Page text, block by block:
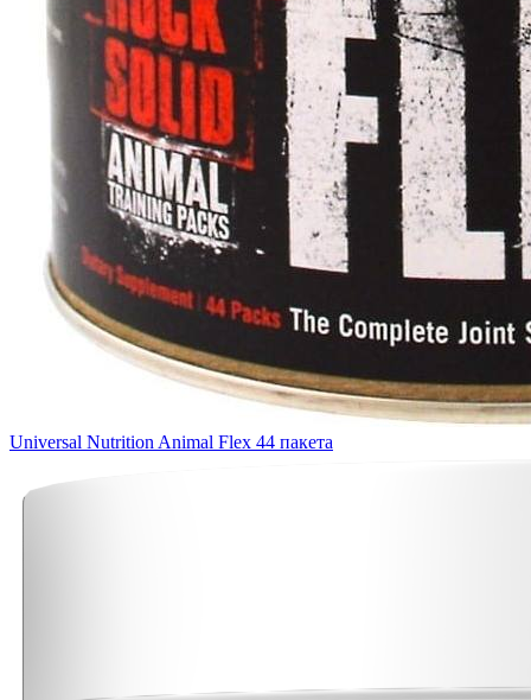
Universal Nutrition Animal Flex 44 пакета